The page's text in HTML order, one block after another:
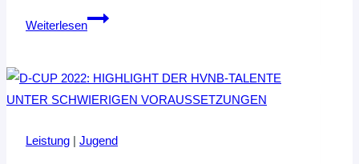
Weiterlesen
BIRTE
DAS
HVNB-
Leistung | Jugend